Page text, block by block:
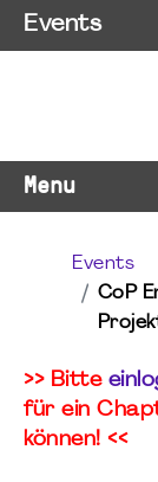
Menu
Events
CoP
>> Bitte
für ein
können! <<
Events